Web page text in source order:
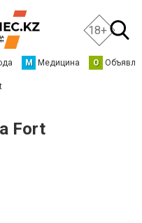
18+
М Медицина О
Fort